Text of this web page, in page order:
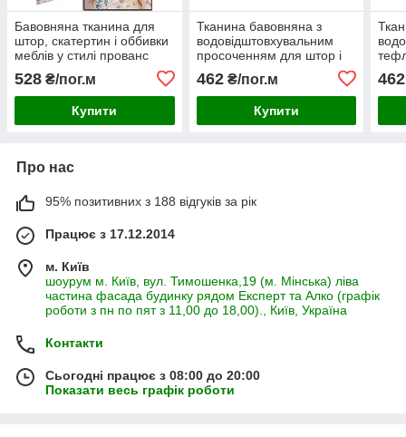
Бавовняна тканина для
штор, скатертин і оббивки
меблів у стилі прованс
блакитна квітка
528 ₴/пог.м
Купити
Тканина бавовняна з
водовідштовхувальним
просоченням для штор і
великі кольори червоне
дерево
462₴/пог.м
Купити
462
Про нас
95% позитивних з 188 відгуків за рік
Працює з 17.12.2014
м. Київ
шоурум м. Київ, вул. Тимошенка,19 (м. Мінська) ліва
частина фасада будинку рядом Експерт та Алко (графік
роботи з пн по пят з 11,00 до 18,00)., Київ, Україна
Контакти
Сьогодні працює з 08:00 до 20:00
Показати весь графік роботи